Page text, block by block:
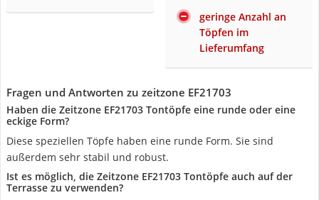
geringe Anzahl an
Töpfen im
Lieferumfang
Fragen und Antworten zu zeitzone EF21703
Haben die Zeitzone EF21703 Tontöpfe eine runde oder eine
eckige Form?
Diese speziellen Töpfe haben eine runde Form. Sie sind
außerdem sehr stabil und robust.
Ist es möglich, die Zeitzone EF21703 Tontöpfe auch auf der
Terrasse zu verwenden?